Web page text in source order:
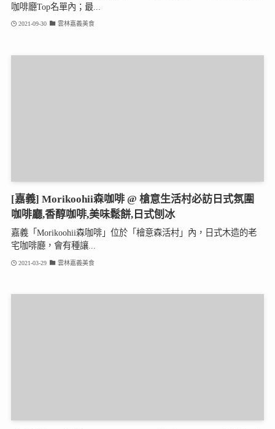
咖啡廳Top名單內；最...
2021-09-30 雲林嘉義美食
[嘉義] Morikoohii森咖啡 @ 槍意生活村必訪日式氛圍
咖啡廳,香醇咖啡,美味鬆餅,日式刨冰
嘉義「Morikoohii森咖啡」位於「檜意森活村」內，日式木造的老
宅咖啡廳，會有種讓...
2021-03-29 雲林嘉義美食